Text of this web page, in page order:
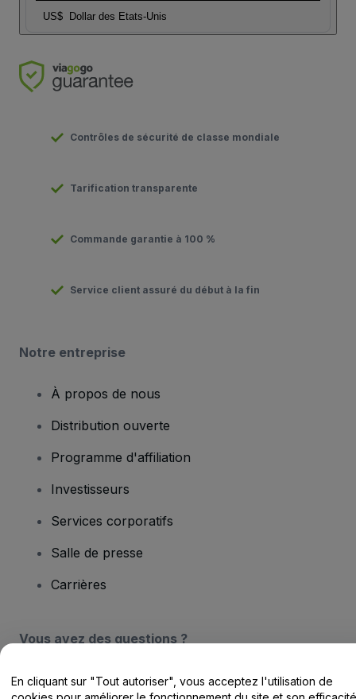
US$ Dollar des Etats-Unis
Contrôles de sécurité de classe mondiale
Tarification transparente
Commande garantie à 100 %
Service client assuré du début à la fin
Notre entreprise
À propos de nous
Distribution ouverte
Programme d'affiliation
Investisseurs
Services corporatifs
Salle de presse
Carrières
Vous avez des questions ?
Centre d'assistance / Nous contacter
En cliquant sur "Tout autoriser", vous acceptez l'utilisation de